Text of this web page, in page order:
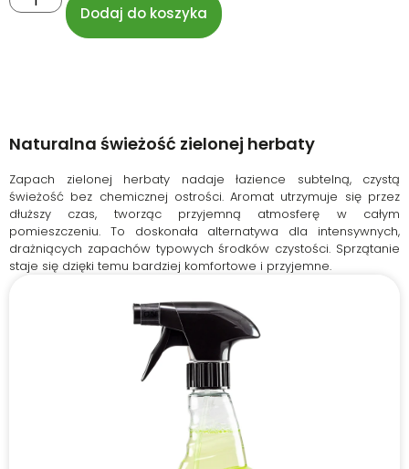
Dodaj do koszyka
Naturalna świeżość zielonej herbaty
Zapach zielonej herbaty nadaje łazience subtelną, czystą
świeżość bez chemicznej ostrości. Aromat utrzymuje się przez
dłuższy czas, tworząc przyjemną atmosferę w całym
pomieszczeniu. To doskonała alternatywa dla intensywnych,
drażniących zapachów typowych środków czystości. Sprzątanie
staje się dzięki temu bardziej komfortowe i przyjemne.